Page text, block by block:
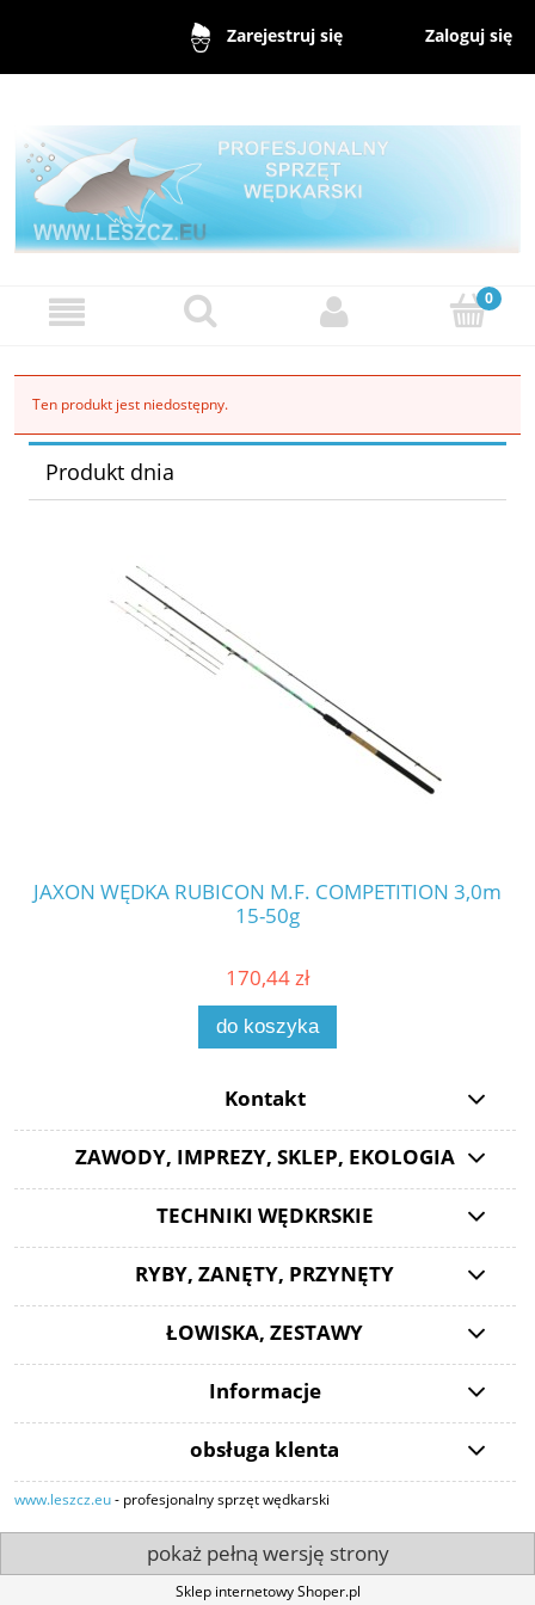
Zarejestruj się Zaloguj się
Ten produkt jest niedostępny.
Produkt dnia
JAXON WĘDKA RUBICON M.F. COMPETITION 3,0m
15-50g
170,44 zł
do koszyka
Kontakt
ZAWODY, IMPREZY, SKLEP, EKOLOGIA
TECHNIKI WĘDKRSKIE
RYBY, ZANĘTY, PRZYNĘTY
ŁOWISKA, ZESTAWY
Informacje
obsługa klenta
www.leszcz.eu- profesjonalny sprzęt wędkarski
pokaż pełną wersję strony
Sklep internetowy Shoper.pl